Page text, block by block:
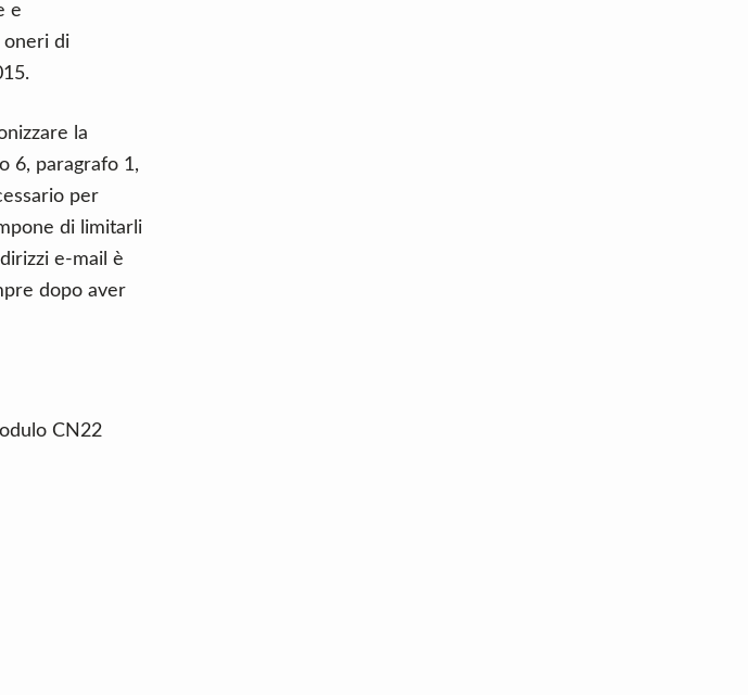
e
oneri di
la
6, paragrafo 1,
per
di limitarli
e-mail è
dopo aver
CN22